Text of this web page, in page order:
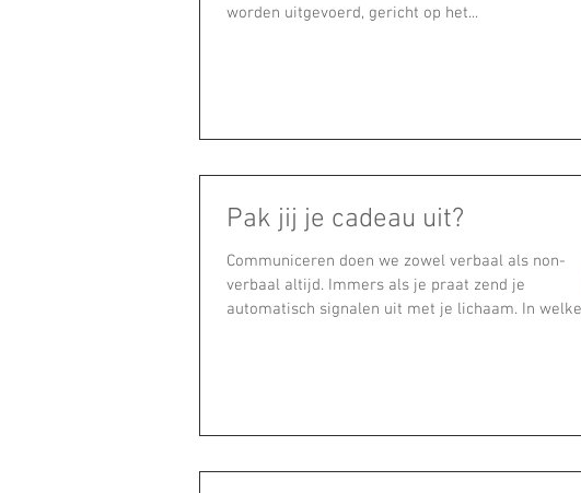
worden uitgevoerd, gericht op het...
Pak jij je cadeau uit?
Communiceren doen we zowel verbaal als non-
verbaal altijd. Immers als je praat zend je
automatisch signalen uit met je lichaam. In welke...